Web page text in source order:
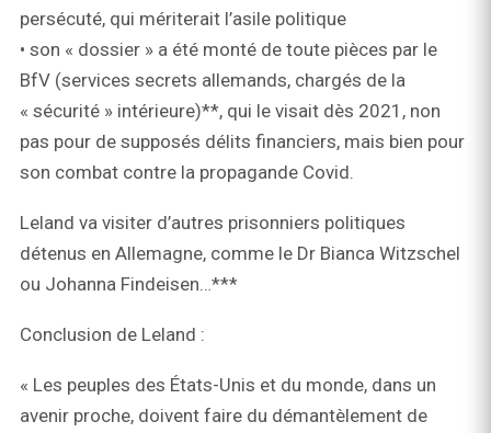
persécuté, qui mériterait l’asile politique
• son « dossier » a été monté de toute pièces par le
BfV (services secrets allemands, chargés de la
« sécurité » intérieure)**, qui le visait dès 2021, non
pas pour de supposés délits financiers, mais bien pour
son combat contre la propagande Covid.
Leland va visiter d’autres prisonniers politiques
détenus en Allemagne, comme le Dr Bianca Witzschel
ou Johanna Findeisen…***
Conclusion de Leland :
« Les peuples des États-Unis et du monde, dans un
avenir proche, doivent faire du démantèlement de